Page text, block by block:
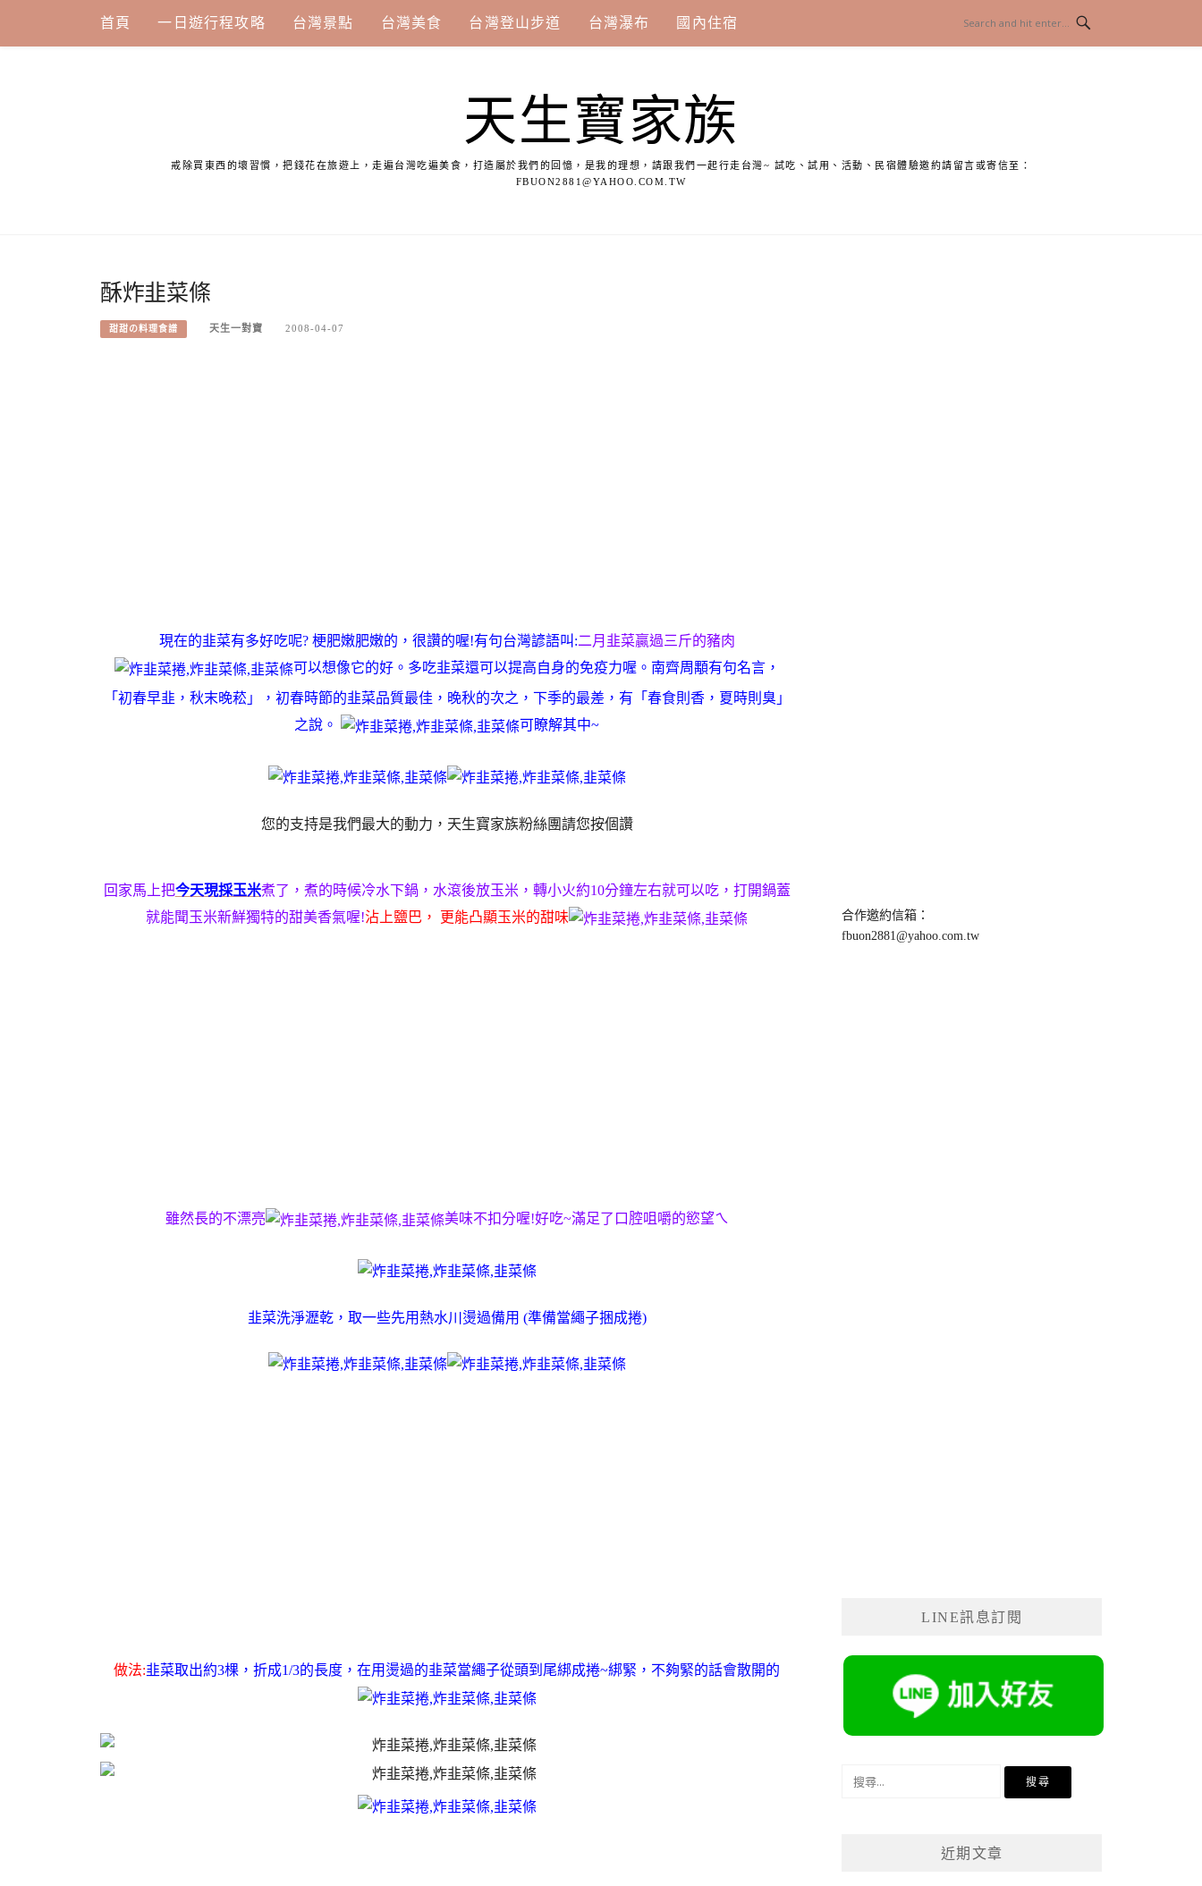
content
首頁 一日遊行程攻略 台灣景點 台灣美食 台灣登山步道 台灣瀑布 國內住宿
天生寶家族
戒除買東西的壞習慣，把錢花在旅遊上，走遍台灣吃遍美食，打造屬於我們的回憶，是我的理想，請跟我們一起行走台灣~ 試吃、試用、活動、民宿體驗邀約請留言或寄信至：
FBUON2881@YAHOO.COM.TW
酥炸韭菜條
甜甜の料理食譜 天生一對寶 2008-04-07
現在的韭菜有多好吃呢? 梗肥嫩肥嫩的，很讚的喔!有句台灣諺語叫:二月韭菜贏過三斤的豬肉
可以想像它的好。多吃韭菜還可以提高自身的免疫力喔。南齊周顒有句名言，
「初春早韭，秋末晚菘」，初春時節的韭菜品質最佳，晚秋的次之，下季的最差，有「春食則香，夏時則臭」
之說。
可瞭解其中~
您的支持是我們最大的動力， 天生寶家族粉絲團請您按個讚
回家馬上把今天現採玉米煮了，煮的時候冷水下鍋，水滾後放玉米，轉小火約10分鐘左右就可以吃，打開鍋蓋
就能聞玉米新鮮獨特的甜美香氣喔!沾上鹽巴， 更能凸顯玉米的甜味
雖然長的不漂亮 美味不扣分喔!好吃~滿足了口腔咀嚼的慾望ㄟ
韭菜洗淨瀝乾，取一些先用熱水川燙過備用 (準備當繩子捆成捲)
做法:韭菜取出約3棵，折成1/3的長度，在用燙過的韭菜當繩子從頭到尾綁成捲~綁緊，不夠緊的話會散開的
合作邀約信箱：
fbuon2881@yahoo.com.tw
LINE訊息訂閱
近期文章